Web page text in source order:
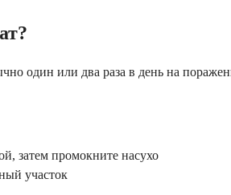
один или два раза в день на
затем промокните насухо
участок